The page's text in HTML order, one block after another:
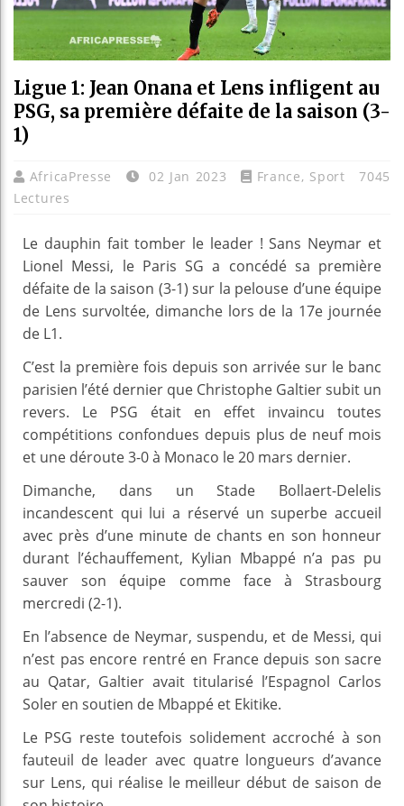
Ligue 1: Jean Onana et Lens infligent au
PSG, sa première défaite de la saison (3-
1)
AfricaPresse 02 Jan 2023 France, Sport
7045
Lectures
Le dauphin fait tomber le leader ! Sans Neymar et
Lionel Messi, le Paris SG a concédé sa première
défaite de la saison (3-1) sur la pelouse d’une équipe
de Lens survoltée, dimanche lors de la 17e journée
de L1.
C’est la première fois depuis son arrivée sur le banc
parisien l’été dernier que Christophe Galtier subit un
revers. Le PSG était en effet invaincu toutes
compétitions confondues depuis plus de neuf mois
et une déroute 3-0 à Monaco le 20 mars dernier.
Dimanche, dans un Stade Bollaert-Delelis
incandescent qui lui a réservé un superbe accueil
avec près d’une minute de chants en son honneur
durant l’échauffement, Kylian Mbappé n’a pas pu
sauver son équipe comme face à Strasbourg
mercredi (2-1).
En l’absence de Neymar, suspendu, et de Messi, qui
n’est pas encore rentré en France depuis son sacre
au Qatar, Galtier avait titularisé l’Espagnol Carlos
Soler en soutien de Mbappé et Ekitike.
Le PSG reste toutefois solidement accroché à son
fauteuil de leader avec quatre longueurs d’avance
sur Lens, qui réalise le meilleur début de saison de